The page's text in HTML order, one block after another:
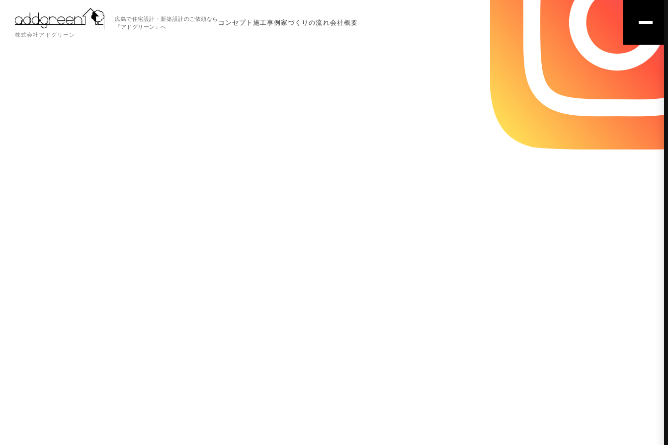
株式会社アドグリーン
広島で住宅設計・新築設計のご依頼なら
『アドグリーン』へ
コンセプト施工事例家づくりの流れ会社概要